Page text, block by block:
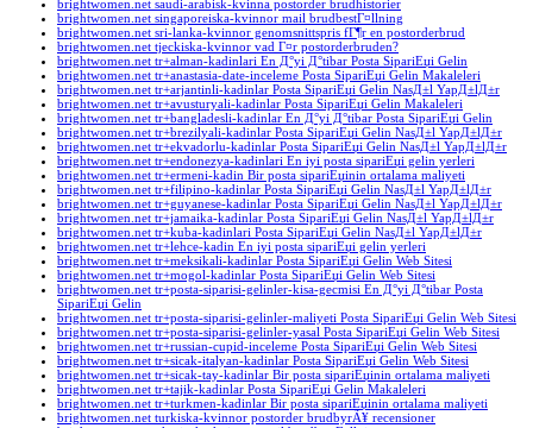
brightwomen.net saudi-arabisk-kvinna postorder brudhistorier
brightwomen.net singaporeiska-kvinnor mail brudbestГ¤llning
brightwomen.net sri-lanka-kvinnor genomsnittspris fГ¶r en postorderbrud
brightwomen.net tjeckiska-kvinnor vad Г¤r postorderbruden?
brightwomen.net tr+alman-kadinlari En Д°yi Д°tibar Posta SipariЕџi Gelin
brightwomen.net tr+anastasia-date-inceleme Posta SipariЕџi Gelin Makaleleri
brightwomen.net tr+arjantinli-kadinlar Posta SipariЕџi Gelin NasД±l YapД±lД±r
brightwomen.net tr+avusturyali-kadinlar Posta SipariЕџi Gelin Makaleleri
brightwomen.net tr+bangladesli-kadinlar En Д°yi Д°tibar Posta SipariЕџi Gelin
brightwomen.net tr+brezilyali-kadinlar Posta SipariЕџi Gelin NasД±l YapД±lД±r
brightwomen.net tr+ekvadorlu-kadinlar Posta SipariЕџi Gelin NasД±l YapД±lД±r
brightwomen.net tr+endonezya-kadinlari En iyi posta sipariЕџi gelin yerleri
brightwomen.net tr+ermeni-kadin Bir posta sipariЕџinin ortalama maliyeti
brightwomen.net tr+filipino-kadinlar Posta SipariЕџi Gelin NasД±l YapД±lД±r
brightwomen.net tr+guyanese-kadinlar Posta SipariЕџi Gelin NasД±l YapД±lД±r
brightwomen.net tr+jamaika-kadinlar Posta SipariЕџi Gelin NasД±l YapД±lД±r
brightwomen.net tr+kuba-kadinlari Posta SipariЕџi Gelin NasД±l YapД±lД±r
brightwomen.net tr+lehce-kadin En iyi posta sipariЕџi gelin yerleri
brightwomen.net tr+meksikali-kadinlar Posta SipariЕџi Gelin Web Sitesi
brightwomen.net tr+mogol-kadinlar Posta SipariЕџi Gelin Web Sitesi
brightwomen.net tr+posta-siparisi-gelinler-kisa-gecmisi En Д°yi Д°tibar Posta
SipariЕџi Gelin
brightwomen.net tr+posta-siparisi-gelinler-maliyeti Posta SipariЕџi Gelin Web Sitesi
brightwomen.net tr+posta-siparisi-gelinler-yasal Posta SipariЕџi Gelin Web Sitesi
brightwomen.net tr+russian-cupid-inceleme Posta SipariЕџi Gelin Web Sitesi
brightwomen.net tr+sicak-italyan-kadinlar Posta SipariЕџi Gelin Web Sitesi
brightwomen.net tr+sicak-tay-kadinlar Bir posta sipariЕџinin ortalama maliyeti
brightwomen.net tr+tajik-kadinlar Posta SipariЕџi Gelin Makaleleri
brightwomen.net tr+turkmen-kadinlar Bir posta sipariЕџinin ortalama maliyeti
brightwomen.net turkiska-kvinnor postorder brudbyrÃ¥ recensioner